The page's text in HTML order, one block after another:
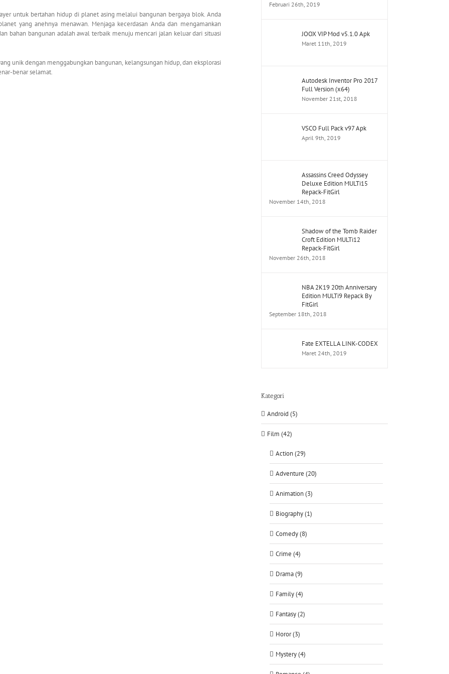
untuk bertahan hidup di planet asing melalui bangunan bergaya blok. Anda
yang anehnya menawan. Menjaga kecerdasan Anda dan mengamankan
bahan bangunan adalah awal terbaik menuju mencari jalan keluar dari situasi
unik dengan menggabungkan bangunan, kelangsungan hidup, dan eksplorasi
benar selamat.
Februari 26th, 2019
JOOX VIP Mod v5.1.0 Apk
Maret 11th, 2019
Autodesk Inventor Pro 2017
Full Version (x64)
November 21st, 2018
VSCO Full Pack v97 Apk
April 9th, 2019
Assassins Creed Odyssey
Deluxe Edition MULTi15
Repack-FitGirl
November 14th, 2018
Shadow of the Tomb Raider
Croft Edition MULTi12
Repack-FitGirl
November 26th, 2018
NBA 2K19 20th Anniversary
Edition MULTi9 Repack By
FitGirl
September 18th, 2018
Fate EXTELLA LINK-CODEX
Maret 24th, 2019
Kategori
Android (5)
Film (42)
Action (29)
Adventure (20)
Animation (3)
Biography (1)
Comedy (8)
Crime (4)
Drama (9)
Family (4)
Fantasy (2)
Horor (3)
Mystery (4)